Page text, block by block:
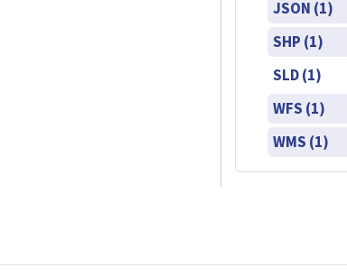
JSON (1)
SHP (1)
SLD (1)
WFS (1)
WMS (1)